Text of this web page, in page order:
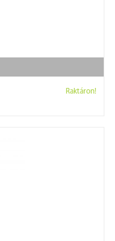
Raktáron!